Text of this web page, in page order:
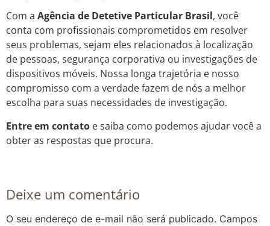
Com a Agência de Detetive Particular Brasil, você
conta com profissionais comprometidos em resolver
seus problemas, sejam eles relacionados à localização
de pessoas, segurança corporativa ou investigações de
dispositivos móveis. Nossa longa trajetória e nosso
compromisso com a verdade fazem de nós a melhor
escolha para suas necessidades de investigação.
Entre em contato e saiba como podemos ajudar você a
obter as respostas que procura.
Deixe um comentário
O seu endereço de e-mail não será publicado. Campos